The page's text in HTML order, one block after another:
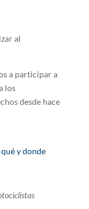
al
a participar a
los
desde hace
y donde